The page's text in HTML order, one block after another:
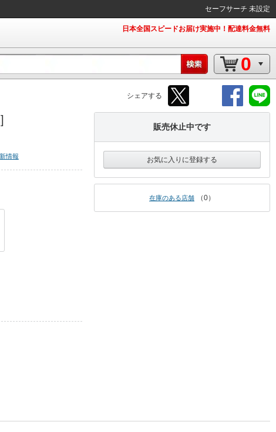
セーフサーチ 未設定
日本全国スピードお届け実施中！配達料金無料
0
シェアする
情報
販売休止中です
お気に入りに登録する
在庫のある店舗 0